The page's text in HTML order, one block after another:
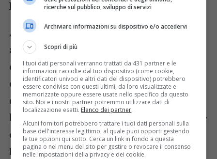
Pierpaolo Foti.
Accanto alla dimensione musicale, spazio
anche al gusto grazie a un
enogastronomico dedicato alle
eccellenze regionali, curato dall’Unpli
del Friuli-Venezia Giulia. A completare
l’esperienza, una suggestiva installazione
olfattiva firmata da Lorenzo Dante
Ferro, pensata per coinvolgere il pubblico
ricerche sul pubblico, sviluppo di servizi
Archiviare informazioni su dispositivo e/o accedervi
Scopri di più
I tuoi dati personali verranno trattati da 431 partner e le
informazioni raccolte dal tuo dispositivo (come cookie,
identificatori univoci e altri dati del dispositivo) potrebbero
essere condivise con questi ultimi, da loro visualizzate e
memorizzate oppure essere usate nello specifico da questo
sito. Noi e i nostri partner potremmo utilizzare dati di
localizzazione esatti. Elenco dei partner.
Alcuni fornitori potrebbero trattare i tuoi dati personali sulla
base dell'interesse legittimo, al quale puoi opporti gestendo
le tue opzioni qui sotto. Cerca un link in fondo a questa
pagina o nel menu del sito per gestire o revocare il consenso
nelle impostazioni della privacy e dei cookie.